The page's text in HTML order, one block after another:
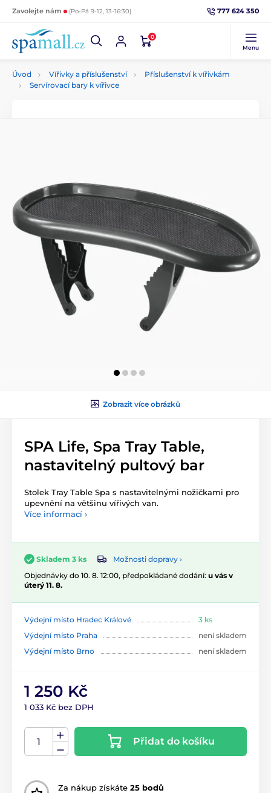
Zavolejte nám (Po-Pá 9-12, 13-16:30) 777 624 350
0
Menu
Úvod Vířivky a příslušenství
Příslušenství k vířivkám
Servírovací bary k vířivce
Zobrazit více obrázků
SPA Life, Spa Tray Table,
nastavitelný pultový bar
Stolek Tray Table Spa s nastavitelnými nožičkami pro
upevnění na většinu vířivých van.
Více informací ›
Skladem 3 ks
Možnosti dopravy ›
Objednávky do 10. 8. 12:00, předpokládané dodání: u vás v
úterý 11. 8.
Výdejní místo Hradec Králové
3 ks
Výdejní místo Praha
není skladem
Výdejní místo Brno
není skladem
1 250 Kč
1 033 Kč bez DPH
Přidat do košíku
Za nákup získáte 25 bodů